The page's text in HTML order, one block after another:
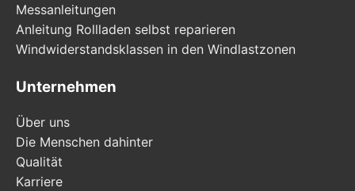
Messanleitungen
Anleitung Rollladen selbst reparieren
Windwiderstandsklassen in den Windlastzonen
Unternehmen
Über uns
Die Menschen dahinter
Qualität
Karriere